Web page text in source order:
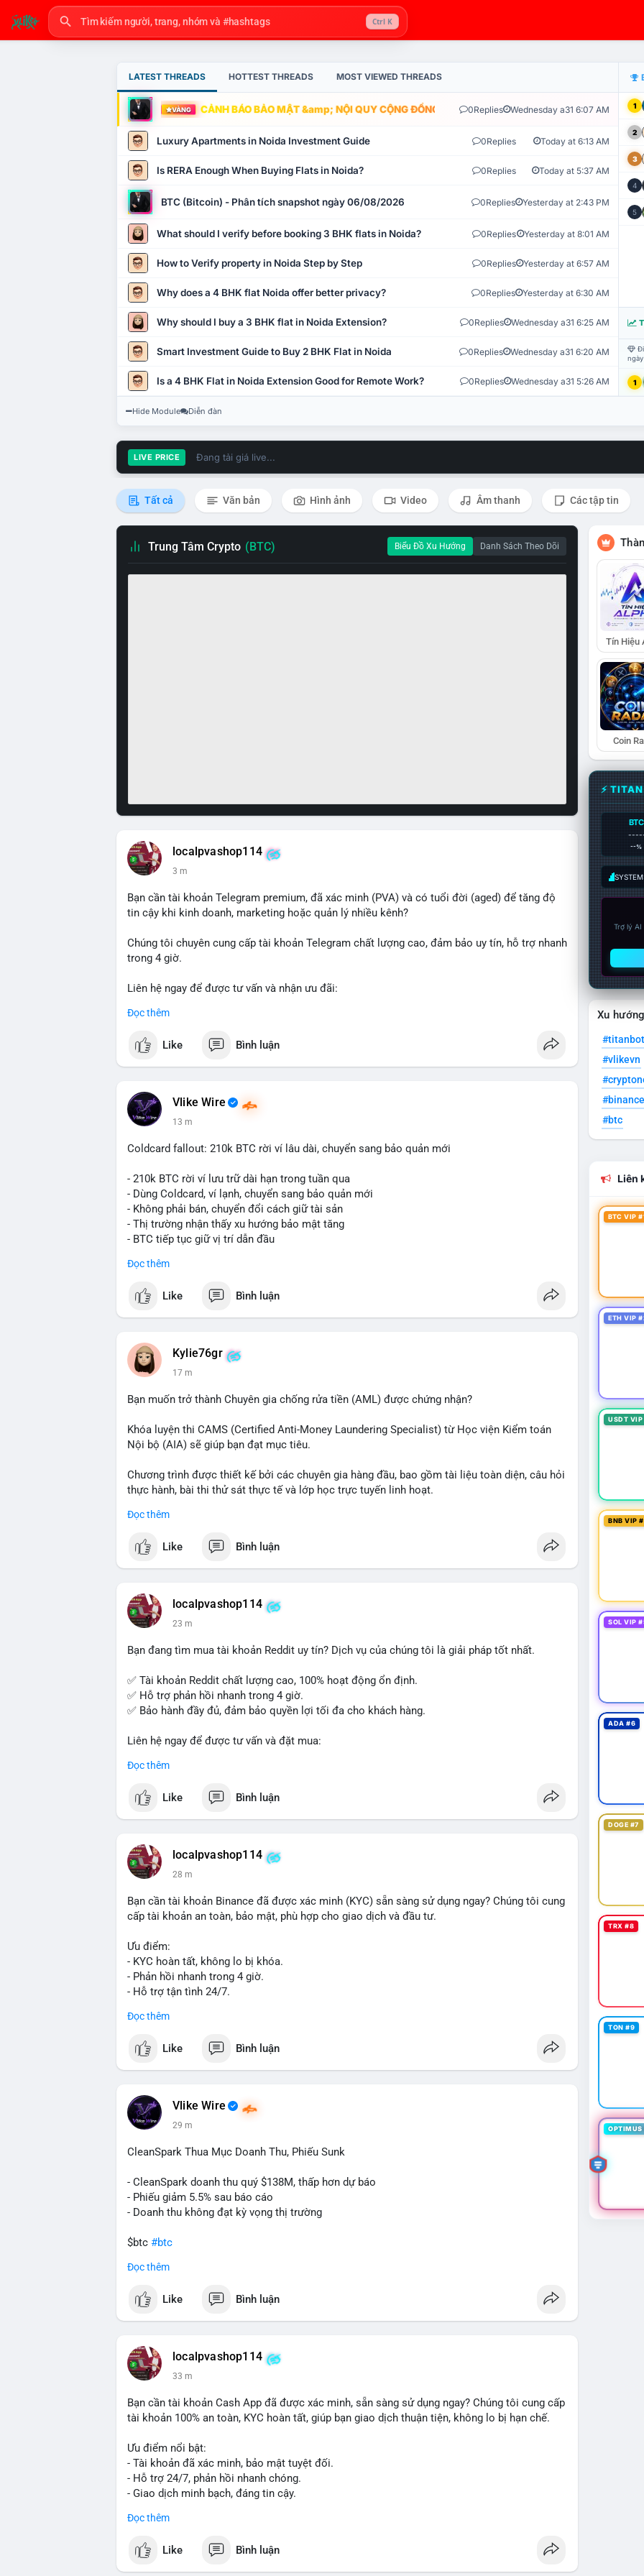
Ctrl K
LATEST THREADS HOTTEST THREADS MOST VIEWED THREADS
VÀNG CẢNH BÁO BẢO MẬT &amp; NỘI QUY CỘNG ĐỒNG VLIKE.VN: HỆ THỐNG GIÁM SÁT TỰ
0Replies Wednesday a31 6:07 AM
Luxury Apartments in Noida Investment Guide 0Replies Today at 6:13 AM
Is RERA Enough When Buying Flats in Noida? 0Replies Today at 5:37 AM
BTC (Bitcoin) - Phân tích snapshot ngày 06/08/2026 0Replies Yesterday at 2:43 PM
What should I verify before booking 3 BHK flats in Noida? 0Replies Yesterday at 8:01 AM
How to Verify property in Noida Step by Step 0Replies Yesterday at 6:57 AM
Why does a 4 BHK flat Noida offer better privacy? 0Replies Yesterday at 6:30 AM
Why should I buy a 3 BHK flat in Noida Extension? 0Replies Wednesday a31 6:25 AM
Smart Investment Guide to Buy 2 BHK Flat in Noida 0Replies Wednesday a31 6:20 AM
Is a 4 BHK Flat in Noida Extension Good for Remote Work? 0Replies Wednesday a31 5:26 AM
1
2
3
4
5
1
Hide Module Diễn đàn
LIVE PRICE Đang tải giá live...
Tất cả Văn bản Hình ảnh Video Âm thanh Các tập tin
Trung Tâm Crypto (BTC) Biểu Đồ Xu Hướng Danh Sách Theo Dõi
localpvashop114
3 m
Bạn cần tài khoản Telegram premium, đã xác minh (PVA) và có tuổi đời (aged) để tăng độ
tin cậy khi kinh doanh, marketing hoặc quản lý nhiều kênh?
Chúng tôi chuyên cung cấp tài khoản Telegram chất lượng cao, đảm bảo uy tín, hỗ trợ nhanh
trong 4 giờ.
Liên hệ ngay để được tư vấn và nhận ưu đãi:
✈️ Telegram: @localpvashop
Đặt mua ngay hôm nay để sở hữu tài khoản Telegram premium, PVA, aged với giá tốt nhất!
Đọc thêm
Like Bình luận
Vlike Wire
13 m
Coldcard fallout: 210k BTC rời ví lâu dài, chuyển sang bảo quản mới
- 210k BTC rời ví lưu trữ dài hạn trong tuần qua
- Dùng Coldcard, ví lạnh, chuyển sang bảo quản mới
- Không phải bán, chuyển đổi cách giữ tài sản
- Thị trường nhận thấy xu hướng bảo mật tăng
- BTC tiếp tục giữ vị trí dẫn đầu
#binancesquare
$btc
📰 Nguồn: CoinDesk
Đọc thêm
Like Bình luận
Kylie76gr
17 m
Bạn muốn trở thành Chuyên gia chống rửa tiền (AML) được chứng nhận?
Khóa luyện thi CAMS (Certified Anti-Money Laundering Specialist) từ Học viện Kiểm toán
Nội bộ (AIA) sẽ giúp bạn đạt mục tiêu.
Chương trình được thiết kế bởi các chuyên gia hàng đầu, bao gồm tài liệu toàn diện, câu hỏi
thực hành, bài thi thử sát thực tế và lớp học trực tuyến linh hoạt.
Xây dựng nền tảng kiến thức AML vững chắc và tự tin bước vào kỳ thi CAMS với sự chuẩn bị
Đăng ký ngay hôm nay để nâng cao năng lực và mở rộng cơ hội nghề nghiệp trong lĩnh vực
Đọc thêm
Like Bình luận
localpvashop114
23 m
Bạn đang tìm mua tài khoản Reddit uy tín? Dịch vụ của chúng tôi là giải pháp tốt nhất.
✅ Tài khoản Reddit chất lượng cao, 100% hoạt động ổn định.
✅ Hỗ trợ phản hồi nhanh trong 4 giờ.
✅ Bảo hành đầy đủ, đảm bảo quyền lợi tối đa cho khách hàng.
Liên hệ ngay để được tư vấn và đặt mua:
✈️ Telegram: @localpvashop
Mua tài khoản Reddit ngay hôm nay để phát triển chiến dịch của bạn!
Đọc thêm
Like Bình luận
localpvashop114
28 m
Bạn cần tài khoản Binance đã được xác minh (KYC) sẵn sàng sử dụng ngay? Chúng tôi cung
cấp tài khoản an toàn, bảo mật, phù hợp cho giao dịch và đầu tư.
Ưu điểm:
- KYC hoàn tất, không lo bị khóa.
- Phản hồi nhanh trong 4 giờ.
- Hỗ trợ tận tình 24/7.
Liên hệ ngay để được tư vấn:
✈️ Telegram: @localpvashop
Đọc thêm
Like Bình luận
Vlike Wire
29 m
CleanSpark Thua Mục Doanh Thu, Phiếu Sunk
- CleanSpark doanh thu quý $138M, thấp hơn dự báo
- Phiếu giảm 5.5% sau báo cáo
- Doanh thu không đạt kỳ vọng thị trường
$btc #btc
#vlikevn
📰 Nguồn: Cointelegraph
Đọc thêm
Like Bình luận
localpvashop114
33 m
Bạn cần tài khoản Cash App đã được xác minh, sẵn sàng sử dụng ngay? Chúng tôi cung cấp
tài khoản 100% an toàn, KYC hoàn tất, giúp bạn giao dịch thuận tiện, không lo bị hạn chế.
Ưu điểm nổi bật:
- Tài khoản đã xác minh, bảo mật tuyệt đối.
- Hỗ trợ 24/7, phản hồi nhanh chóng.
- Giao dịch minh bạch, đáng tin cậy.
Liên hệ ngay để được tư vấn và sở hữu tài khoản ngay hôm nay:
✈️ Telegram: @localpvashop
📧 Email: localpvashop@gmail.com
Đọc thêm
Like Bình luận
Tín Hiệu
Coin
⚡
BTC
--%
Trợ lý
Xu
#titanbot
#vlikevn
#btc
Liên
BTC VIP
ETH VIP
USDT
BNB VIP
SOL VIP
ADA #6
DOGE #7
TRX #8
TON #9
OPTIMUS